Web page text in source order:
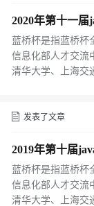
2020年第十一
蓝桥杯是指蓝桥杯
信息化部人才交流
清华大学、上海交
发表了文章
2019年第十届
蓝桥杯是指蓝桥杯
信息化部人才交流
清华大学、上海交